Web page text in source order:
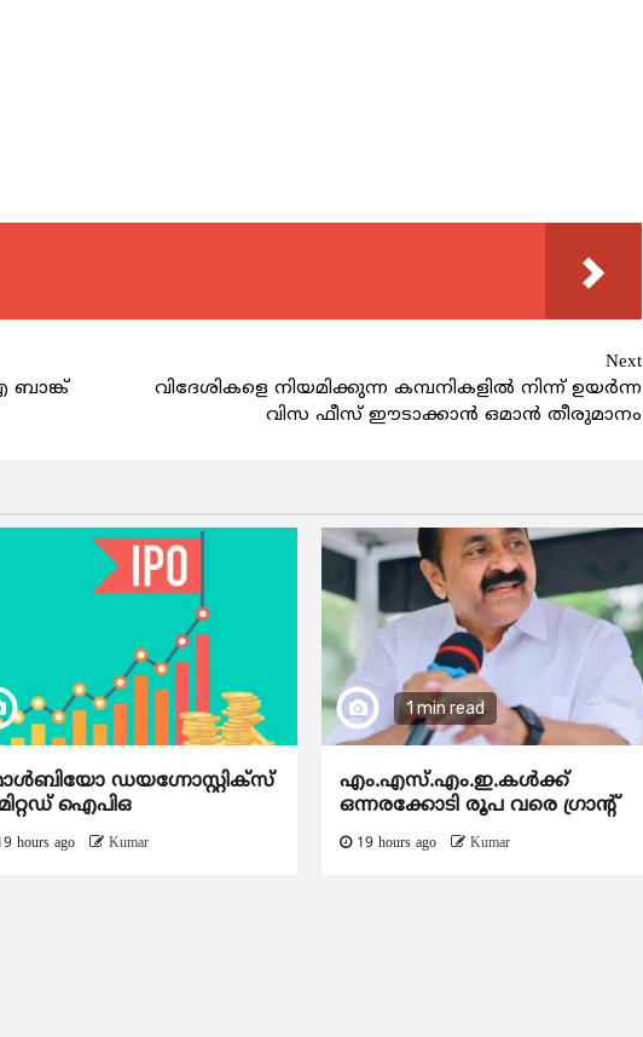
ബാങ്ക്
Next
വിദേശികളെ നിയമിക്കുന്ന കമ്പനികളിൽ നിന്ന് ഉയർന്ന
വിസ ഫീസ് ഈടാക്കാൻ ഒമാൻ തീരുമാനം
ഡയഗ്നോസ്റ്റിക്സ്
ഐപിഒ
hours ago Kumar
1 min read
എം.എസ്.എം.ഇ.കൾക്ക്
ഒന്നരക്കോടി രൂപ വരെ ഗ്രാന്റ്
19 hours ago Kumar